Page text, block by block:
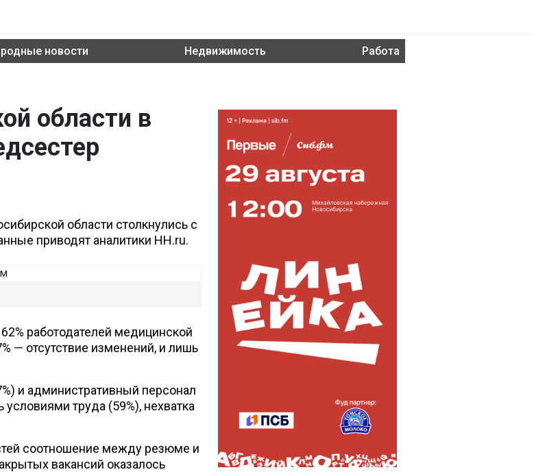
новости Недвижимость Работа
области в
области столкнулись с
приводят аналитики HH.ru.
работодателей медицинской
— отсутствие изменений, и лишь
и административный персонал
труда (59%), нехватка
соотношение между резюме и
вакансий оказалось